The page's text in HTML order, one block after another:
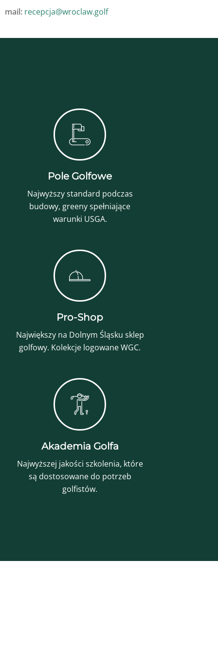
mail: recepcja@wroclaw.golf
Pole Golfowe
Najwyższy standard podczas
budowy, greeny spełniające
warunki USGA.
Pro-Shop
Największy na Dolnym Śląsku sklep
golfowy. Kolekcje logowane WGC.
Akademia Golfa
Najwyższej jakości szkolenia, które
są dostosowane do potrzeb
golfistów.